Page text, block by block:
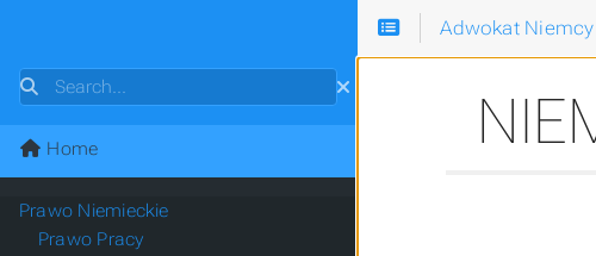
Adwokat
Search
Home
Prawo Niemieckie
Prawo Pracy